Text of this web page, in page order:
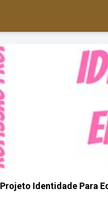
Projeto Identidade Para